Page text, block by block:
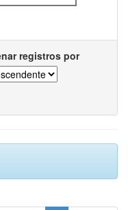
registros por